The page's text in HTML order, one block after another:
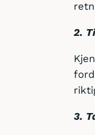
2.
3.